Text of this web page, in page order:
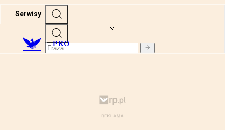
Serwisy
PRO